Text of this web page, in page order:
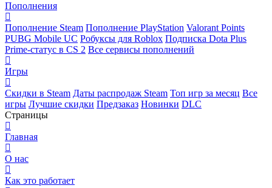
Пополнения
Пополнение Steam Пополнение PlayStation Valorant Points
PUBG Mobile UC Робуксы для Roblox Подписка Dota Plus
Prime-статус в CS 2 Все сервисы пополнений
Игры
Скидки в Steam Даты распродаж Steam Топ игр за месяц Все
игры Лучшие скидки Предзаказ Новинки DLC
Страницы
Главная
О нас
Как это работает